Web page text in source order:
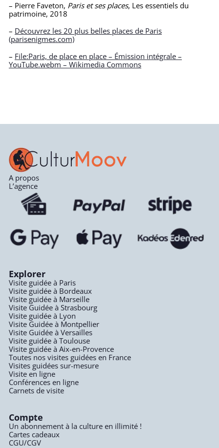
– Pierre Faveton, Paris et ses places, Les essentiels du
patrimoine, 2018
– Découvrez les 20 plus belles places de Paris
(parisenigmes.com)
– File:Paris, de place en place – Émission intégrale –
YouTube.webm – Wikimedia Commons
A propos
L’agence
Explorer
Visite guidée à Paris
Visite guidée à Bordeaux
Visite guidée à Marseille
Visite Guidée à Strasbourg
Visite guidée à Lyon
Visite Guidée à Montpellier
Visite Guidée à Versailles
Visite guidée à Toulouse
Visite guidée à Aix-en-Provence
Toutes nos visites guidées en France
Visites guidées sur-mesure
Visite en ligne
Conférences en ligne
Carnets de visite
Compte
Un abonnement à la culture en illimité !
Cartes cadeaux
CGU/CGV